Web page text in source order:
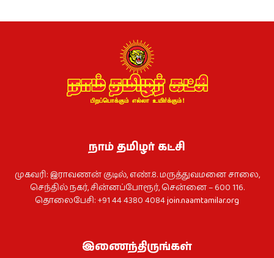
நாம் தமிழர் கட்சி
முகவரி: இராவணன் குடில், எண்.8. மருத்துவமனை சாலை,
செந்தில் நகர், சின்னப்போரூர், சென்னை – 600 116.
தொலைபேசி: +91 44 4380 4084join.naamtamilar.org
இணைந்திருங்கள்